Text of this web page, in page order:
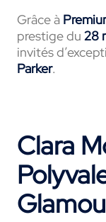
Grâce à
prestige du 28
invités
Parker.
Clara